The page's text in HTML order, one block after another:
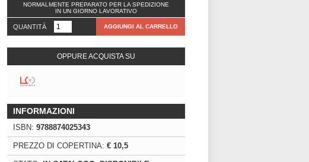
NORMALMENTE PREPARATO PER LA SPEDIZIONE
IN UN GIORNO LAVORATIVO
QUANTITÀ AGGIUNGI AL CARRELLO
OPPURE ACQUISTA SU
INFORMAZIONI
ISBN: 9788874025343
PREZZO DI COPERTINA: € 10,5